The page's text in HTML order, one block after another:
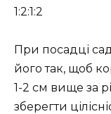
1:2:1:2
При посадці
його так, щоб
1-2 см вище за
зберегти